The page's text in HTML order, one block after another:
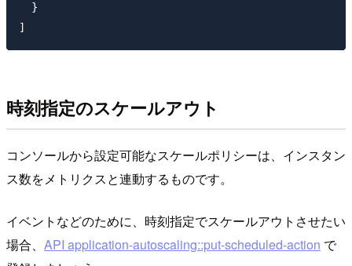
  }
時刻指定のスケールアウト
コンソールから設定可能なスケールポリシーは、インスタン
ス数をメトリクスと連動するものです。
イベントなどのために、時刻指定でスケールアウトさせたい
場合、 API application-autoscaling::put-scheduled-action で